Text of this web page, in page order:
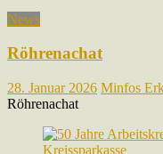
News
Röhrenachat
28. Januar 2026 Minfos
Röhrenachat